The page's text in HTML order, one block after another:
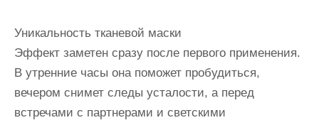
Уникальность тканевой маски
Эффект заметен сразу после первого применения.
В утренние часы она поможет пробудиться,
вечером снимет следы усталости, а перед
встречами с партнерами и светскими